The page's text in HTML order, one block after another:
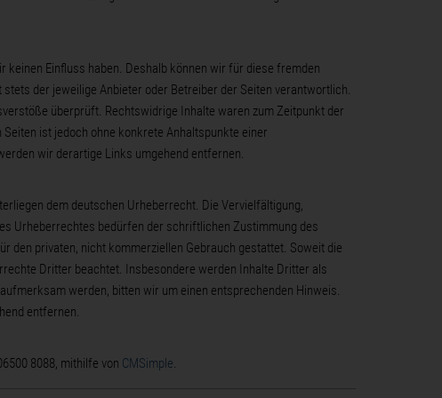
Einfluss haben. Deshalb können wir für diese fremden
der jeweilige Anbieter oder Betreiber der Seiten verantwortlich.
überprüft. Rechtswidrige Inhalte waren zum Zeitpunkt der
ist jedoch ohne konkrete Anhaltspunkte einer
wir derartige Links umgehend entfernen.
dem deutschen Urheberrecht. Die Vervielfältigung,
Urheberrechtes bedürfen der schriftlichen Zustimmung des
den privaten, nicht kommerziellen Gebrauch gestattet. Soweit die
Dritter beachtet. Insbesondere werden Inhalte Dritter als
werden, bitten wir um einen entsprechenden Hinweis.
entfernen.
8088, mithilfe von CMSimple.